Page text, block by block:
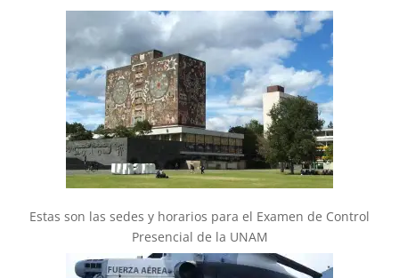
Estas son las sedes y horarios para el Examen de Control
Presencial de la UNAM